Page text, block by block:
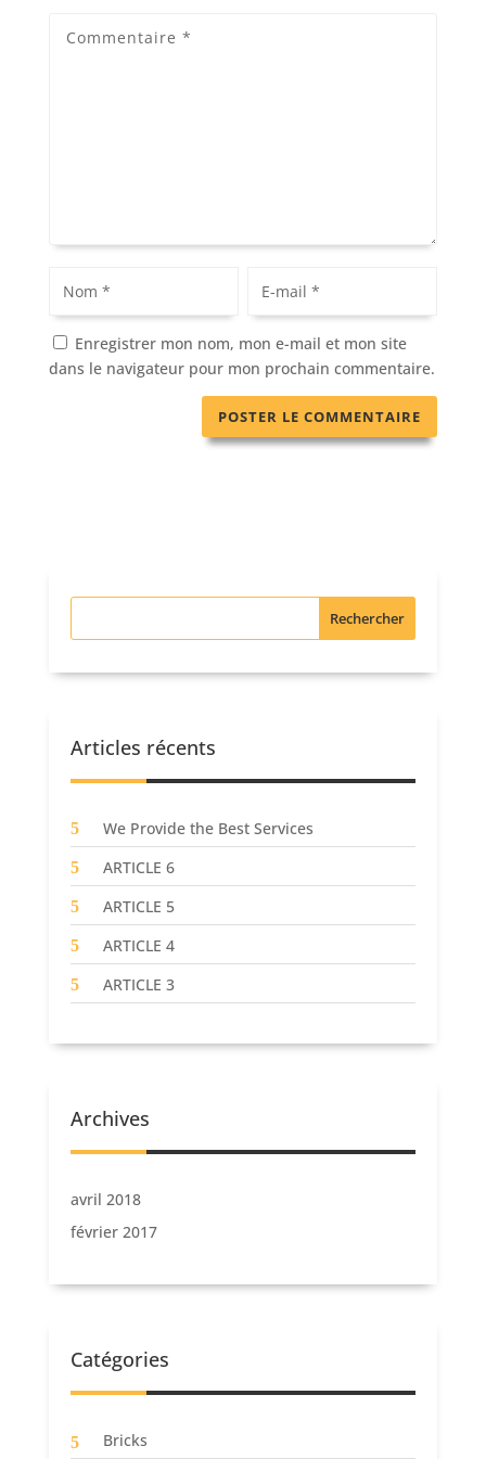
Enregistrer mon nom, mon e-mail et mon site
dans le navigateur pour mon prochain commentaire.
v
Articles récents
We Provide the Best Services
ARTICLE 6
ARTICLE 5
ARTICLE 4
ARTICLE 3
Archives
avril 2018
février 2017
Catégories
Bricks